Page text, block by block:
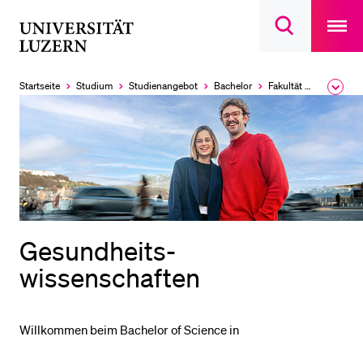
Suchdialog
main
Startseite Studium Studien­angebot Bachelor Fakultät für Gesundheits­wissenschaften und Medizin
des
Gesundheits­
wissenschaften
Willkommen beim Bachelor of Science in
LETZTE SUCHEN
DIE UNI FÜR…
Schulklassen und Lehrpersonen
Studien­interessierte
Studierende
Forschende
Mitarbeitende
Alumni
Förderer